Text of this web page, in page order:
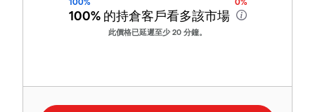
100%的持倉客戶看多該市場
此價格已延遲至少 20 分鐘。